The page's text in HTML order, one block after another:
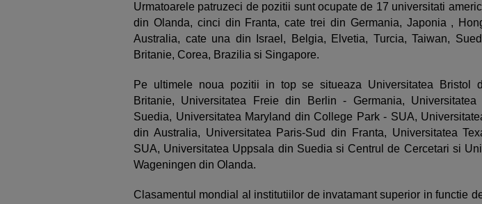
Urmatoarele patruzeci de pozitii sunt ocupate de 17 universitati
din Olanda, cinci din Franta, cate trei din Germania, Japonia ,
Australia, cate una din Israel, Belgia, Elvetia, Turcia, Taiwan,
Britanie, Corea, Brazilia si Singapore.
Pe ultimele noua pozitii in top se situeaza Universitatea Bristol
Britanie, Universitatea Freie din Berlin - Germania,
Suedia, Universitatea Maryland din College Park - SUA,
din Australia, Universitatea Paris-Sud din Franta, Universitatea
SUA, Universitatea Uppsala din Suedia si Centrul de Cercetari si
Wageningen din Olanda.
Clasamentul mondial al institutiilor de invatamant superior in functie